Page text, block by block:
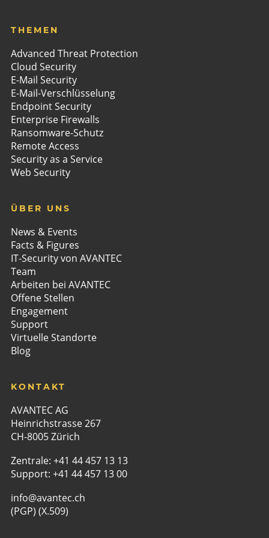
THEMEN
Advanced Threat Protection
Cloud Security
E-Mail Security
E-Mail-Verschlüsselung
Endpoint Security
Enterprise Firewalls
Ransomware-Schutz
Remote Access
Security as a Service
Web Security
ÜBER UNS
News & Events
Facts & Figures
IT-Security von AVANTEC
Team
Arbeiten bei AVANTEC
Offene Stellen
Engagement
Support
Virtuelle Standorte
Blog
KONTAKT
AVANTEC AG
Heinrichstrasse 267
CH-8005 Zürich
Zentrale: +41 44 457 13 13
Support: +41 44 457 13 00
info@avantec.ch
(PGP) (X.509)